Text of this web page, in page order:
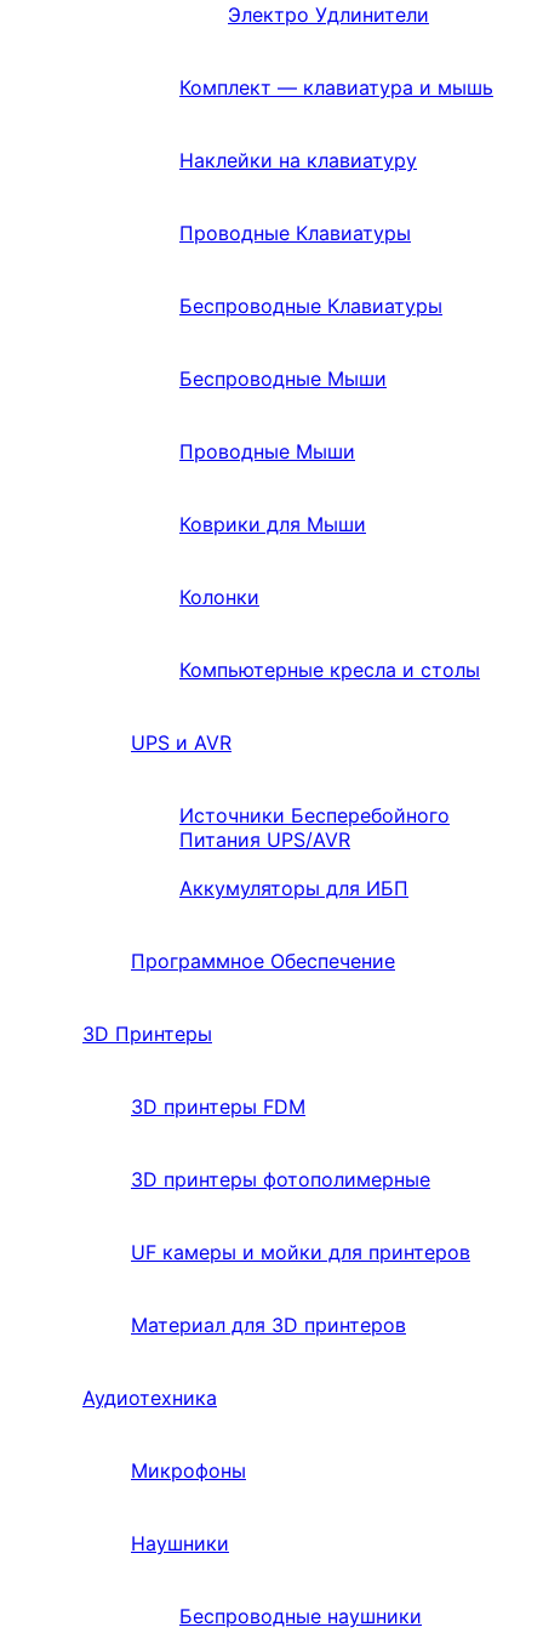
Электро Удлинители
Комплект — клавиатура и мышь
Наклейки на клавиатуру
Проводные Клавиатуры
Беспроводные Клавиатуры
Беспроводные Мыши
Проводные Мыши
Коврики для Мыши
Колонки
Компьютерные кресла и столы
UPS и AVR
Источники Бесперебойного
Питания UPS/AVR
Аккумуляторы для ИБП
Программное Обеспечение
3D Принтеры
3D принтеры FDM
3D принтеры фотополимерные
UF камеры и мойки для принтеров
Материал для 3D принтеров
Аудиотехника
Микрофоны
Наушники
Беспроводные наушники